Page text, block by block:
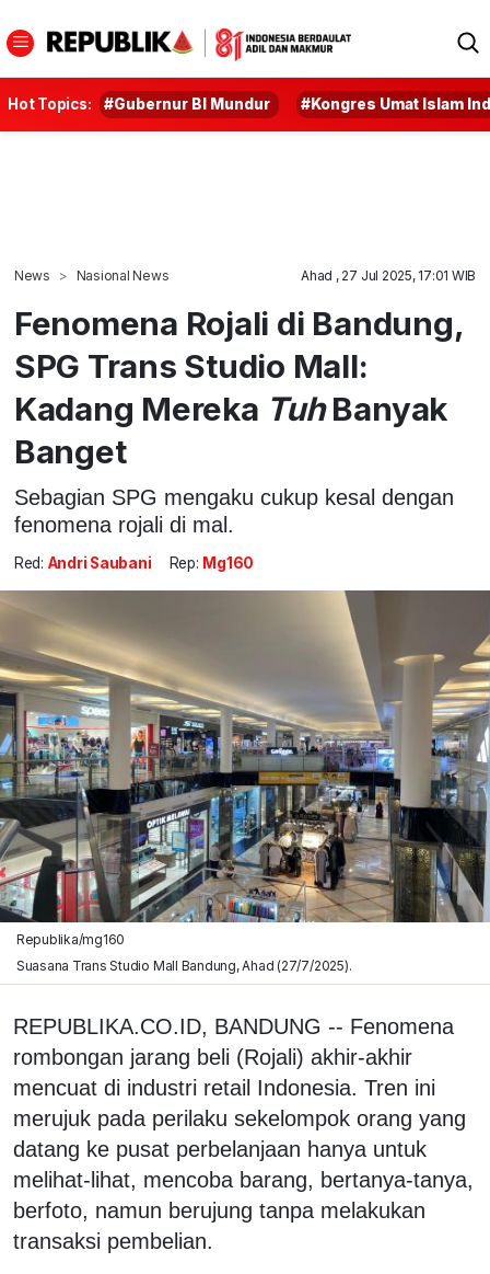
Hot Topics: #Gubernur BI Mundur #Kongres Umat Islam
News Nasional News Ahad , 27 Jul 2025, 17:01 WIB
Fenomena Rojali di Bandung,
SPG Trans Studio Mall:
Kadang Mereka TuhBanyak
Banget
Sebagian SPG mengaku cukup kesal dengan
fenomena rojali di mal.
Red: Andri Saubani Rep: Mg160
Republika/mg160
Suasana Trans Studio Mall Bandung, Ahad (27/7/2025).
REPUBLIKA.CO.ID, BANDUNG -- Fenomena
rombongan jarang beli (Rojali) akhir-akhir
mencuat di industri retail Indonesia. Tren ini
merujuk pada perilaku sekelompok orang yang
datang ke pusat perbelanjaan hanya untuk
melihat-lihat, mencoba barang, bertanya-tanya,
berfoto, namun berujung tanpa melakukan
transaksi pembelian.